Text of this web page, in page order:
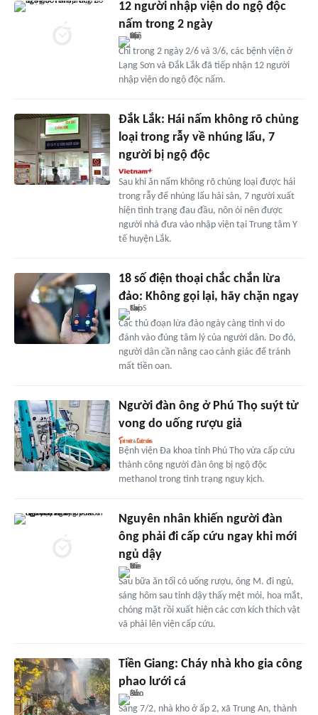
12 người nhập viện do ngộ độc
nấm trong 2 ngày
Chỉ trong 2 ngày 2/6 và 3/6, các bệnh viện ở
Lạng Sơn và Đắk Lắk đã tiếp nhận 12 người
nhập viện do ngộ độc nấm.
Đắk Lắk: Hái nấm không rõ chủng
loại trong rẫy về nhúng lẩu, 7
người bị ngộ độc
Sau khi ăn nấm không rõ chủng loại được hái
trong rẫy để nhúng lẩu hải sản, 7 người xuất
hiện tình trạng đau đầu, nôn ói nên được
người nhà đưa vào nhập viện tại Trung tâm Y
tế huyện Lắk.
18 số điện thoại chắc chắn lừa
đảo: Không gọi lại, hãy chặn ngay
Các thủ đoạn lừa đảo ngày càng tinh vi do
đánh vào đúng tâm lý của người dân. Do đó,
người dân cần nâng cao cảnh giác để tránh
mất tiền oan.
Người đàn ông ở Phú Thọ suýt tử
vong do uống rượu giả
Bệnh viện Đa khoa tỉnh Phú Thọ vừa cấp cứu
thành công người đàn ông bị ngộ độc
methanol trong tình trạng nguy kịch.
Nguyên nhân khiến người đàn
ông phải đi cấp cứu ngay khi mới
ngủ dậy
Sau bữa ăn tối có uống rượu, ông M. đi ngủ,
sáng hôm sau tỉnh dậy thấy mệt mỏi, hoa mắt,
chóng mặt rồi xuất hiện các cơn kích thích vật
vã phải lên viện cấp cứu.
Tiền Giang: Cháy nhà kho gia công
phao lưới cá
Sáng 7/2, nhà kho ở ấp 2, xã Trung An, thành